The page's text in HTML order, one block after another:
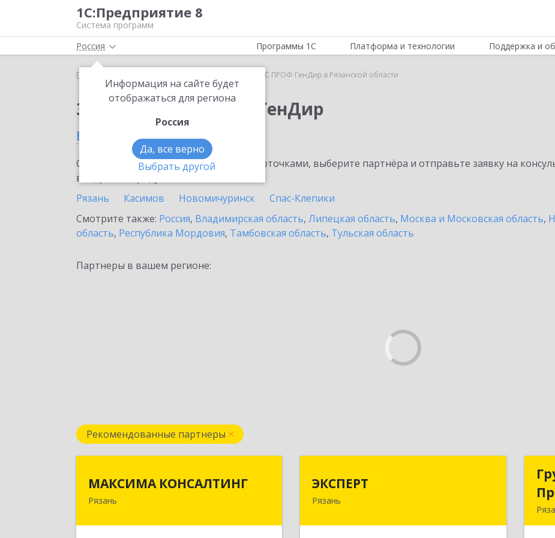
1С:Предприятие 8
Система программ
Россия
Информация на сайте будет
отображаться для региона
Россия
Да, все верно
Выбрать другой
Программы 1С Платформа и технологии Поддержка и
Главная ИТС ПРОФ ГенДир в Рязанской области
Заказать ИТС ПРОФ ГенДир
в Рязанской области
Ознакомьтесь с информационными карточками, выберите партнёра и отправьте заявку на
внедрение продукта.
Рязань
Касимов Новомичуринск
Спас-Клепики
Смотрите также: Россия, Владимирская область, Липецкая область, Москва и Московская область,
область, Республика Мордовия, Тамбовская область, Тульская область
Партнеры в вашем регионе:
Рекомендованные партнеры
МАКСИМА КОНСАЛТИНГ
Рязань
ЭКСПЕРТ
Рязань